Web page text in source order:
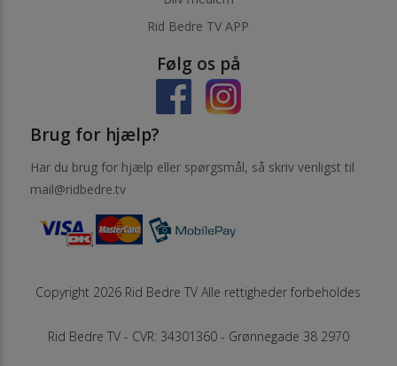
Rid Bedre TV APP
Følg os på
Brug for hjælp?
Har du brug for hjælp eller spørgsmål, så skriv venligst til
mail@ridbedre.tv
Copyright 2026 Rid Bedre TV Alle rettigheder forbeholdes
Rid Bedre TV - CVR: 34301360 - Grønnegade 38 2970